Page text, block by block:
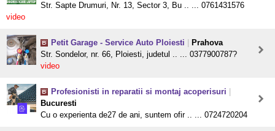
Str. Sapte Drumuri, Nr. 13, Sector 3, Bu .. ... 0761431576
video
Petit Garage - Service Auto Ploiesti
Prahova
Str. Sondelor, nr. 66, Ploiesti, judetul .. ... 0377900787?
video
Profesionisti in reparatii si montaj acoperisuri
Bucuresti
Cu o experienta de27 de ani, suntem ofir .. ... 0724720204